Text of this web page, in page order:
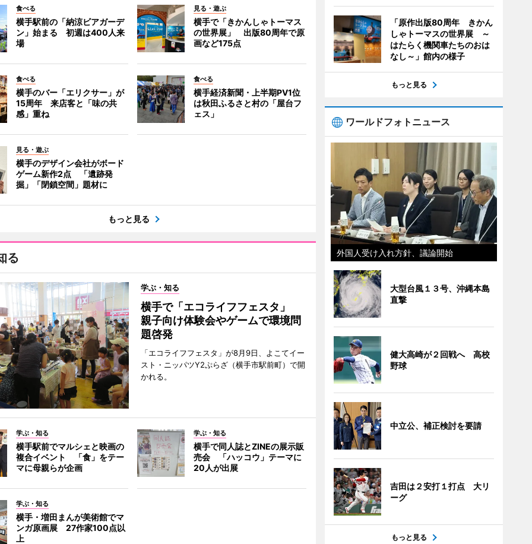
食べる
横手駅前の「納涼ビアガーデ
ン」始まる 初週は400人来
場
見る・遊ぶ
横手で「きかんしゃトーマス
の世界展」 出版80周年で原
画など175点
食べる
横手のバー「エリクサー」が
15周年 来店客と「味の共
感」重ね
食べる
横手経済新聞・上半期PV1位
は秋田ふるさと村の「屋台フ
ェス」
見る・遊ぶ
横手のデザイン会社がボード
ゲーム新作2点 「遺跡発
掘」「閉鎖空間」題材に
もっと見る
る
学ぶ・知る
横手で「エコライフフェスタ」
親子向け体験会やゲームで環境問
題啓発
「エコライフフェスタ」が8月9日、よこてイー
スト・ニッパツY2ぷらざ（横手市駅前町）で開
かれる。
学ぶ・知る
横手駅前でマルシェと映画の
複合イベント 「食」をテー
マに母親らが企画
学ぶ・知る
横手で同人誌とZINEの展示販
売会 「ハッコウ」テーマに
20人が出展
学ぶ・知る
横手・増田まんが美術館でマ
ンガ原画展 27作家100点以
上
「原作出版80周年 きかん
しゃトーマスの世界展 ～
はたらく機関車たちのおは
なし～」館内の様子
もっと見る
ワールドフォトニュース
外国人受け入れ方針、議論開始
大型台風１３号、沖縄本島
直撃
健大高崎が２回戦へ 高校
野球
中立公、補正検討を要請
吉田は２安打１打点 大リ
ーグ
もっと見る